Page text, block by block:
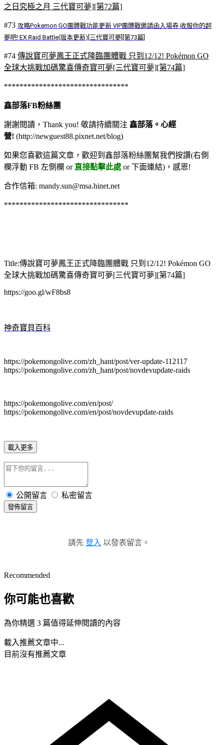
之日究極之月 三代寶可夢][第72篇]
#73 攻略Pokemon GO團體戰功能更新 VIP團體戰邀請函入場券 收服你的超
夢吧! EX Raid Battle(版本更新)[三代寶可夢][第73篇]
#74 傳說寶可夢鳳王正式降臨團體戰 只到12/12! Pokémon GO
全球大挑戰加碼驚喜傳奇寶可夢[三代寶可夢][第74篇]
********************************
鑫部落FB粉絲團
謝謝閱讀，Thank you! 敬請持續關注 鑫部落。心經
營! (http://newguest88.pixnet.net/blog)
如果您喜歡這篇文章， 歡迎到鑫部落粉絲團幫我們按讚(右側
欄浮動 FB 左側欄 or 直接點擊此處 or 下面連結) ，感恩!
合作信箱: mandy.sun@msa.hinet.net
********************************
Title:傳說寶可夢鳳王正式降臨團體戰 只到12/12! Pokémon GO
全球大挑戰加碼驚喜傳奇寶可夢[三代寶可夢][第74篇]
https://goo.gl/wF8bs8
神奇寶貝百科
https://pokemongolive.com/zh_hant/post/ver-update-112117
https://pokemongolive.com/zh_hant/post/novdevupdate-raids
https://pokemongolive.com/en/post/
https://pokemongolive.com/en/post/novdevupdate-raids
載入更多
公開留言 私密留言
發佈留言
請先 登入 以發表留言。
Recommended
你可能也喜歡
為你精選 3 篇值得延伸閱讀的內容
載入推薦文章中...
目前沒有推薦文章